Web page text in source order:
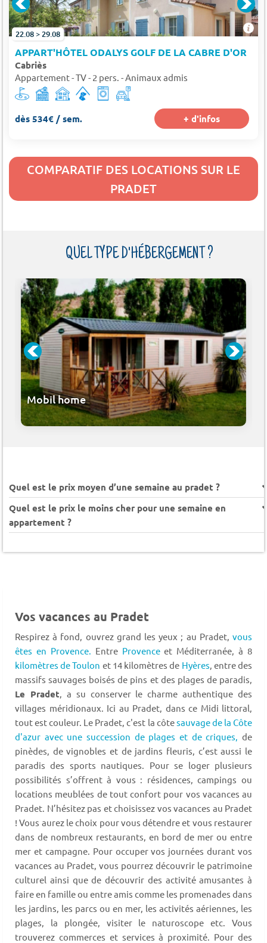
22.08 > 29.08
APPART'HÔTEL ODALYS GOLF DE LA CABRE D'OR
Cabriès
Appartement - TV - 2 pers. - Animaux admis
dès 534€ / sem. + d'infos
COMPARATIF DES LOCATIONS SUR LE
PRADET
QUEL TYPE D'HÉBERGEMENT ?
Mobil home
Quel est le prix moyen d’une semaine au pradet ?
Quel est le prix le moins cher pour une semaine en
appartement ?
Vos vacances au Pradet
Respirez à fond, ouvrez grand les yeux ; au Pradet, vous
êtes en Provence.
Entre Provenceet Méditerranée, à 8
kilomètres de Toulon et 14 kilomètres de Hyères , entre des
massifs sauvages boisés de pins et des plages de paradis,
Le Pradet , a su conserver le charme authentique des
villages méridionaux. Ici au Pradet, dans ce Midi littoral,
tout est couleur. Le Pradet, c'est la côtesauvage de la Côte
d'azur avec une succession de plages et de criques,
de
pinèdes, de vignobles et de jardins fleuris, c’est aussi le
paradis des sports nautiques. Pour se loger plusieurs
possibilités s’offrent à vous : résidences, campings ou
locations meublées de tout confort pour vos vacances au
Pradet. N’hésitez pas et choisissez vos vacances au Pradet
! Vous aurez le choix pour vous détendre et vous restaurer
dans de nombreux restaurants, en bord de mer ou entre
mer et campagne. Pour occuper vos journées durant vos
vacances au Pradet, vous pourrez découvrir le patrimoine
culturel ainsi que de découvrir des activité amusantes à
faire en famille ou entre amis comme les promenades dans
les jardins, les parcs ou en mer, les activités aériennes, les
plages, la plongée, visiter le naturoscope etc. Vous
trouverez commerces et services à proximité. Pour des